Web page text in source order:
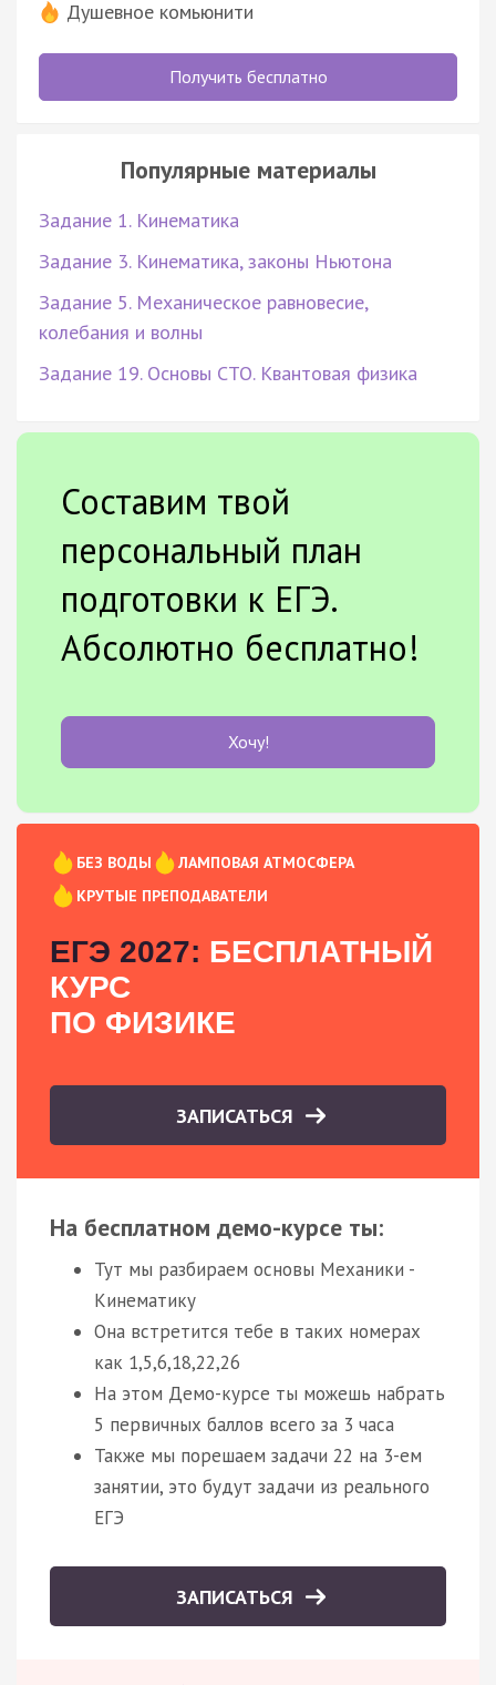
Душевное комьюнити
Получить бесплатно
Популярные материалы
Задание 1. Кинематика
Задание 3. Кинематика, законы Ньютона
Задание 5. Механическое равновесие,
колебания и волны
Задание 19. Основы СТО. Квантовая физика
Составим твой
персональный план
подготовки к ЕГЭ.
Абсолютно бесплатно!
Хочу!
БЕЗ ВОДЫ
ЛАМПОВАЯ АТМОСФЕРА
КРУТЫЕ ПРЕПОДАВАТЕЛИ
ЕГЭ 2027: БЕСПЛАТНЫЙ
КУРС
ПО ФИЗИКЕ
ЗАПИСАТЬСЯ
На бесплатном демо-курсе ты:
Тут мы разбираем основы Механики -
Кинематику
Она встретится тебе в таких номерах
как 1,5,6,18,22,26
На этом Демо-курсе ты можешь набрать
5 первичных баллов всего за 3 часа
Также мы порешаем задачи 22 на 3-ем
занятии, это будут задачи из реального
ЕГЭ
ЗАПИСАТЬСЯ